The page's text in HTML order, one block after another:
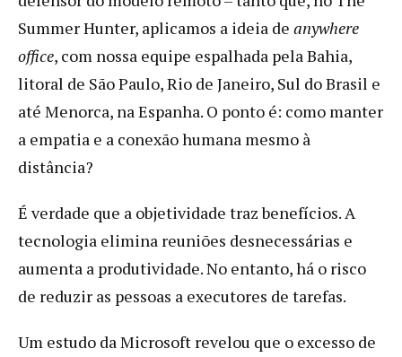
Summer Hunter, aplicamos a ideia de anywhere
office, com nossa equipe espalhada pela Bahia,
litoral de São Paulo, Rio de Janeiro, Sul do Brasil e
até Menorca, na Espanha. O ponto é: como manter
a empatia e a conexão humana mesmo à
distância?
É verdade que a objetividade traz benefícios. A
tecnologia elimina reuniões desnecessárias e
aumenta a produtividade. No entanto, há o risco
de reduzir as pessoas a executores de tarefas.
Um estudo da Microsoft revelou que o excesso de